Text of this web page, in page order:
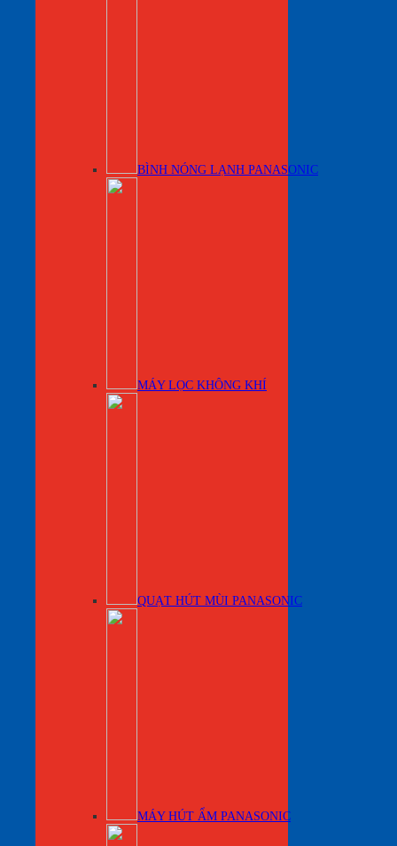
BÌNH NÓNG LẠNH PANASONIC
MÁY LỌC KHÔNG KHÍ
QUẠT HÚT MÙI PANASONIC
MÁY HÚT ẨM PANASONIC